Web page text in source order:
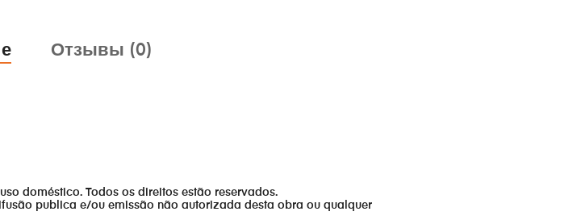
Отзывы (0)
doméstico. Todos os direitos estão reservados.
publica e/ou emissão não autorizada desta obra ou qualquer